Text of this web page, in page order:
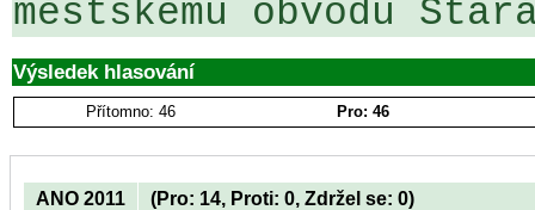
městskému obvodu
Výsledek hlasování
Přítomno: 46 Pro: 46
ANO 2011 (Pro: 14, Proti: 0, Zdržel se: 0)